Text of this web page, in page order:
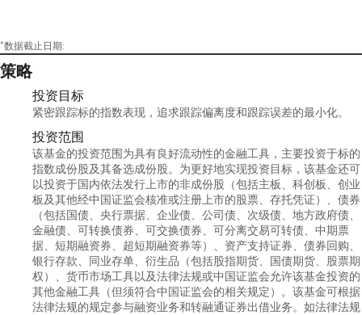
*数据截止日期:
策略
投资目标
紧密跟踪标的指数表现，追求跟踪偏离度和跟踪误差的最小化。
投资范围
该基金的投资范围为具有良好流动性的金融工具，主要投资于标的
指数成份股及其备选成份股。为更好地实现投资目标，该基金还可
以投资于国内依法发行上市的非成份股（包括主板、科创板、创业
板及其他经中国证监会核准或注册上市的股票、存托凭证）、债券
（包括国债、央行票据、企业债、公司债、次级债、地方政府债、
金融债、可转换债券、可交换债券、可分离交易可转债、中期票
据、短期融资券、超短期融资券等）、资产支持证券、债券回购、
银行存款、同业存单、衍生品（包括股指期货、国债期货、股票期
权）、货币市场工具以及法律法规或中国证监会允许该基金投资的
其他金融工具（但须符合中国证监会的相关规定）。该基金可根据
法律法规的规定参与融资业务和转融通证券出借业务。如法律法规